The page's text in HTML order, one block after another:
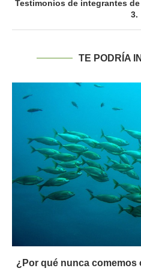
Testimonios de integrantes
3.
TE PODRÍA
¿Por qué nunca comemos